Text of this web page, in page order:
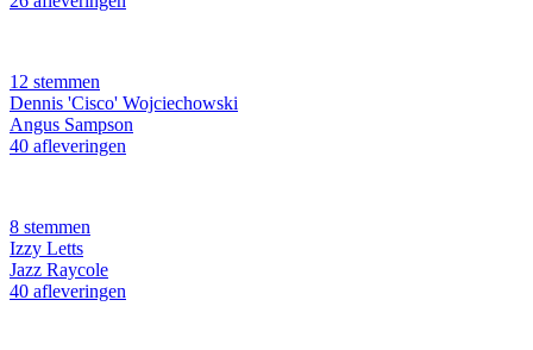
12 stemmen
Dennis 'Cisco' Wojciechowski
Angus Sampson
40 afleveringen
8 stemmen
Izzy Letts
Jazz Raycole
40 afleveringen